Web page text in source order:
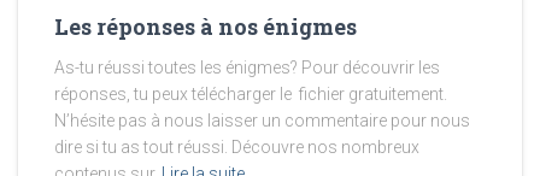
Les réponses à nos énigmes
As-tu réussi toutes les énigmes? Pour découvrir les
réponses, tu peux télécharger le fichier gratuitement.
N’hésite pas à nous laisser un commentaire pour nous
dire si tu as tout réussi. Découvre nos nombreux